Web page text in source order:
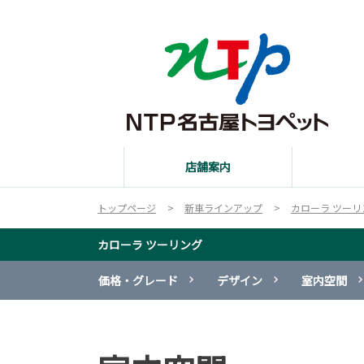
店舗案内
トップページ 新車ラインアップ カローラ ツー
カローラ ツーリング
価格・グレード デザイン 室内空間